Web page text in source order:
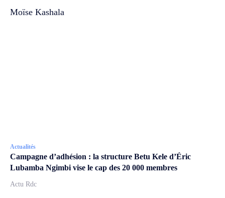
Moïse Kashala
Actualités
Campagne d’adhésion : la structure Betu Kele d’Éric
Lubamba Ngimbi vise le cap des 20 000 membres
Actu Rdc